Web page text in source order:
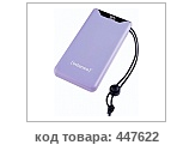
код товара: 447622